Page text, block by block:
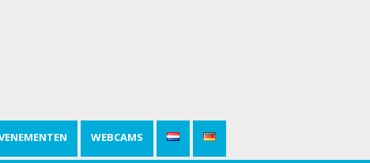
WEBCAMS